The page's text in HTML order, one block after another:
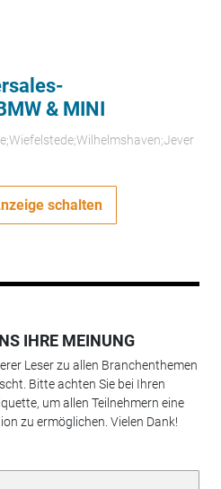
& MINI
schalten
IHRE MEINUNG
Leser zu allen Branchenthemen
Bitte achten Sie bei Ihren
um allen Teilnehmern eine
zu ermöglichen. Vielen Dank!